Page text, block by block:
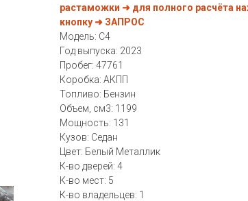
растаможки ➜ для полного расчёта
кнопку ➜ ЗАПРОС
Модель: C4
Год выпуска: 2023
Пробег: 47761
Коробка: АКПП
Топливо: Бензин
Объем, см3: 1199
Мощность: 131
Кузов: Седан
Цвет: Белый Металлик
К-во дверей: 4
К-во мест: 5
К-во владельцев: 1